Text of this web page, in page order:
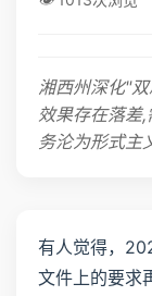
湘西州深化"
效果存在落差
务沦为形式主
有人觉得，
文件上的要求